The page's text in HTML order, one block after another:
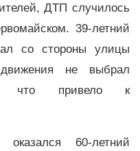
ДТП случилось
39-летний
со стороны улицы
не выбрал
что привело к
60-летний